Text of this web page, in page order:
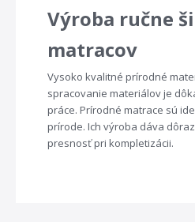
Výroba ručne
matracov
Vysoko kvalitné prírodné
spracovanie materiálov je
práce. Prírodné matrace sú
prírode. Ich výroba dáva
presnosť pri kompletizácii.